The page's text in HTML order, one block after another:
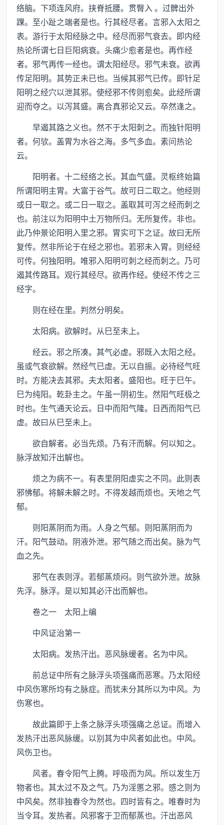
络脑。下项连风府。挟脊抵腰。贯臀入 。过髀出外
踝。至小趾之端者是也。行其经尽者。言邪入太阳之
表。游行于太阳经脉之中。经尽而邪气衰去。即内经
热论所谓七日巨阳病衰。头痛少愈者是也。再作经
者。邪气再传一经也。谓太阳经尽。邪气未衰。欲再
传足阳明。其势正未已也。当候其邪气已传。即针足
阳明之经穴以泄其邪。使经邪不传则愈矣。此经所谓
迎而夺之。以泻其盛。离合真邪论又云。卒然逢之。
早遏其路之义也。然不于太阳刺之。而独针阳明
者。何欤。盖胃为水谷之海。多气多血。素问热论
云。
阳明者。十二经络之长。其血气盛。灵枢终始篇
所谓阳明主胃。大富于谷气。故可日二取之。他经则
或日一取之。或二日一取之。盖取其可泻之经而刺之
也。前注以为阳明中土万物所归。无所复传。非也。
此乃仲景论阳明入里之邪。胃实可下之证。故曰无所
复传。然非所论于在经之邪也。若邪未入胃。则经经
可传。何独阳明。唯邪入阳明可刺之经而刺之。乃可
遏其传路耳。观行其经尽。欲再作经。使经不传之三
经字。
则在经在里。判然分明矣。
太阳病。欲解时。从巳至未上。
经云。邪之所凑。其气必虚。邪既入太阳之经。
虽或气衰欲解。然经气已虚。无以自振。必待经气旺
时。方能决去其邪。夫太阳者。盛阳也。旺于巳午。
巳为纯阳。乾卦主之。午虽一阴初生。然阳气旺极之
时也。生气通天论云。日中而阳气隆。日西而阳气已
虚。故曰从巳至未上。
欲自解者。必当先烦。乃有汗而解。何以知之。
脉浮故知汗出解也。
烦之为病不一。有表里阴阳虚实之不同。此则表
邪怫郁。将解未解之时。不得发越而烦也。天地之气
郁。
则阳蒸阴而为雨。人身之气郁。则阳蒸阴而为
汗。阳气鼓动。阴液外泄。邪气随之而出矣。脉为气
血之先。
邪气在表则浮。若郁蒸烦闷。则气欲外泄。故脉
先浮。脉浮。是以知其必汗出而解也。
卷之一 太阳上编
中风证治第一
太阳病。发热汗出。恶风脉缓者。名为中风。
前总证中所有之脉浮头项强痛而恶寒。乃太阳经
中风伤寒所均有之脉症。而犹未分其所以为中风。为
伤寒也。
故此篇即于上条之脉浮头项强痛之总证。而增入
发热汗出恶风脉缓。以别其为中风者如此也。中风。
风伤卫也。
风者。春令阳气上腾。呼吸而为风。所以发生万
物者也。其太过不及之气。乃为淫慝之邪。感之则为
中风矣。然非独春令为然也。四时皆有之。唯春时为
当令耳。发热者。风邪客于卫而郁蒸也。汗出恶风